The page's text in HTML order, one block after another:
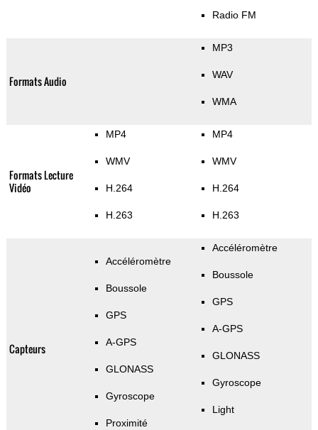
Radio FM
Formats Audio
MP3
WAV
WMA
Formats Lecture
Vidéo
MP4
WMV
H.264
H.263
MP4
WMV
H.264
H.263
Capteurs
Accéléromètre
Boussole
GPS
A-GPS
GLONASS
Gyroscope
Proximité
Accéléromètre
Boussole
GPS
A-GPS
GLONASS
Gyroscope
Light